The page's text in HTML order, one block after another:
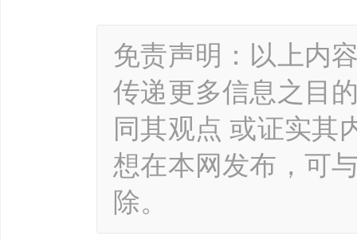
免责声明：以上内
传递更多信息之目
同其观点 或证实其
想在本网发布，可
除。